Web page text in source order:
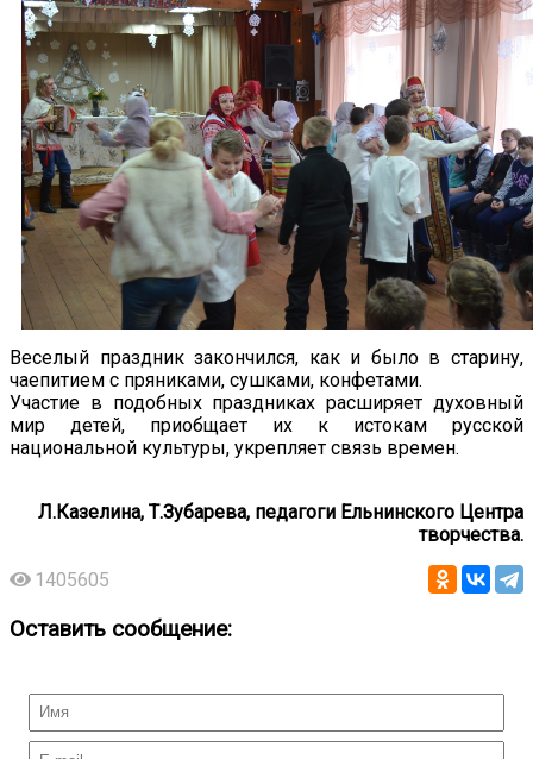
Веселый праздник закончился, как и было в старину,
чаепитием с пряниками, сушками, конфетами.
Участие в подобных праздниках расширяет духовный
мир детей, приобщает их к истокам русской
национальной культуры, укрепляет связь времен.
Л.Казелина, Т.Зубарева, педагоги Ельнинского Центра
творчества.
1405605
Оставить сообщение: